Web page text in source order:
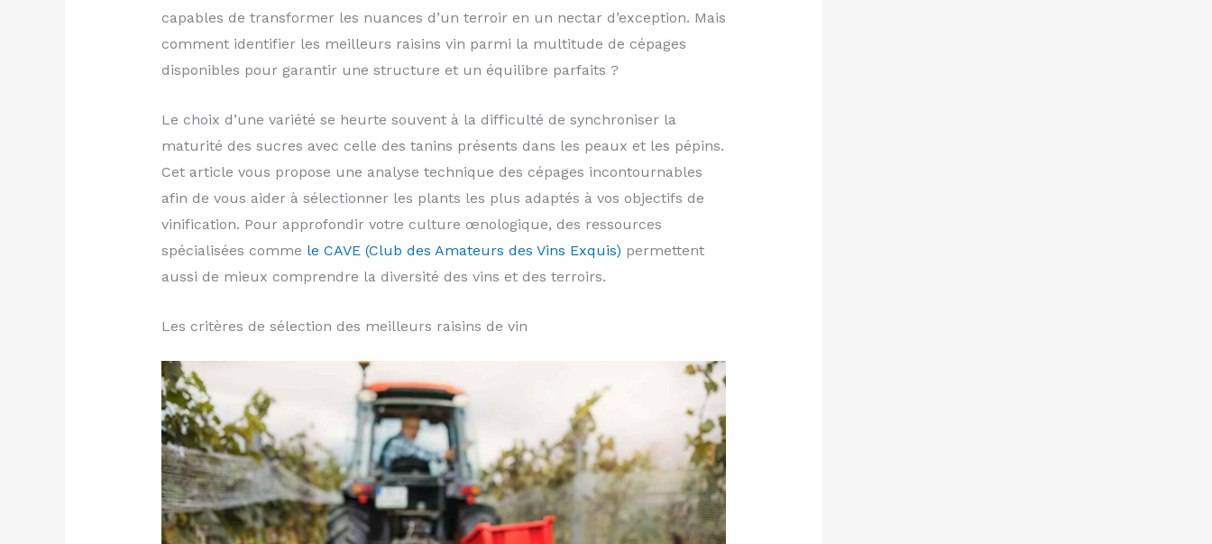
capables de transformer les nuances d’un terroir en un nectar d’exception. Mais
comment identifier les meilleurs raisins vin parmi la multitude de cépages
disponibles pour garantir une structure et un équilibre parfaits ?
Le choix d’une variété se heurte souvent à la difficulté de synchroniser la
maturité des sucres avec celle des tanins présents dans les peaux et les pépins.
Cet article vous propose une analyse technique des cépages incontournables
afin de vous aider à sélectionner les plants les plus adaptés à vos objectifs de
vinification. Pour approfondir votre culture œnologique, des ressources
spécialisées comme le CAVE (Club des Amateurs des Vins Exquis) permettent
aussi de mieux comprendre la diversité des vins et des terroirs.
Les critères de sélection des meilleurs raisins de vin